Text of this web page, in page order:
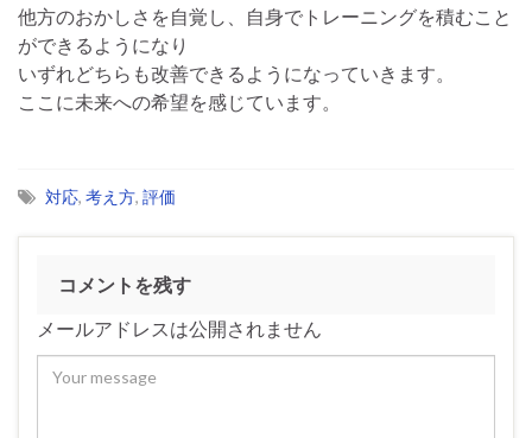
他方のおかしさを自覚し、自身でトレーニングを積むこと
ができるようになり
いずれどちらも改善できるようになっていきます。
ここに未来への希望を感じています。
対応, 考え方, 評価
コメントを残す
メールアドレスは公開されません